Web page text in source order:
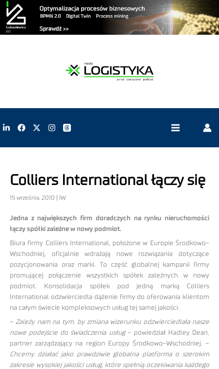
Colliers International łączy się
15 września, 2010 | IW
Jedna z największych firm doradczych na rynku nieruchomości
łączy spółki zależne w nowy podmiot.
Biura firmy Colliers International, położone w Europie Środkowo-
Wschodniej, oficjalnie wdrażają nowe rozwiązania dotyczące
pozycjonowania oraz marki. To część globalnej kampanii firmy
promującej połączenie wszystkich spółek zależnych w nowy
podmiot. Konsolidacja spółek pod jedną marką Colliers
International odzwierciedla dążenie firmy do oferowania klientom
na całym świecie kompleksowych usług tej samej jakości.
– Zależy nam na tym, by zmiana wizerunku odzwierciedlała nasze
nowe podejście do świadczenia usług– powiedział Hadley Dean,
partner zarządzający na region Europy Środkowo-Wschodniej. –
Chcemy działać jako prawdziwie globalna platforma o szerokim
zakresie wysokiej jakości usług, które spełnią oczekiwania każdego